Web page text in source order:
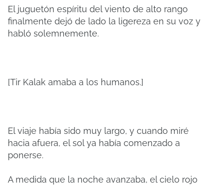
El juguetón espíritu del viento de alto rango
finalmente dejó de lado la ligereza en su voz y
habló solemnemente.
[Tir Kalak amaba a los humanos.]
El viaje había sido muy largo, y cuando miré
hacia afuera, el sol ya había comenzado a
ponerse.
A medida que la noche avanzaba, el cielo rojo